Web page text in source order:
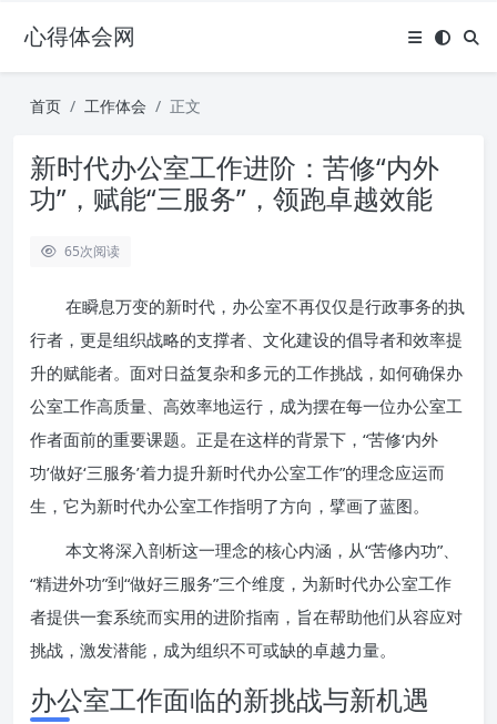
心得体会网
首页 工作体会 正文
新时代办公室工作进阶：苦修“内外
功”，赋能“三服务”，领跑卓越效能
65次阅读
在瞬息万变的新时代，办公室不再仅仅是行政事务的执
行者，更是组织战略的支撑者、文化建设的倡导者和效率提
升的赋能者。面对日益复杂和多元的工作挑战，如何确保办
公室工作高质量、高效率地运行，成为摆在每一位办公室工
作者面前的重要课题。正是在这样的背景下，“苦修‘内外
功’做好‘三服务’着力提升新时代办公室工作”的理念应运而
生，它为新时代办公室工作指明了方向，擘画了蓝图。
本文将深入剖析这一理念的核心内涵，从“苦修内功”、
“精进外功”到“做好三服务”三个维度，为新时代办公室工作
者提供一套系统而实用的进阶指南，旨在帮助他们从容应对
挑战，激发潜能，成为组织不可或缺的卓越力量。
办公室工作面临的新挑战与新机遇